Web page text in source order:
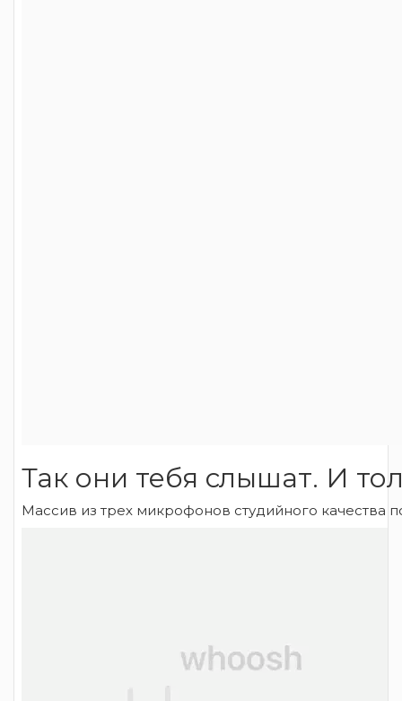
Так они тебя слышат. И
Массив из трех микрофонов студийного качества